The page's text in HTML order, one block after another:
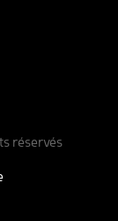
réservés